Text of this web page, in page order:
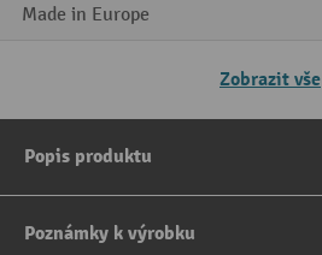
Made in Europe
Zobrazit vše
Popis produktu
Poznámky k výrobku